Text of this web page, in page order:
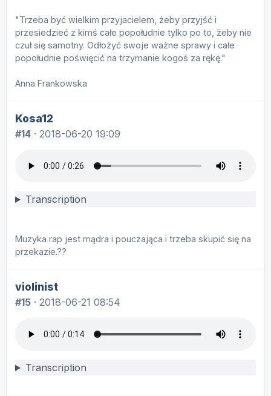
"Trzeba być wielkim przyjacielem, żeby przyjść i
przesiedzieć z kimś całe popołudnie tylko po to, żeby nie
czuł się samotny. Odłożyć swoje ważne sprawy i całe
popołudnie poświęcić na trzymanie kogoś za rękę."
Anna Frankowska
Kosa12
#14 · 2018-06-20 19:09
Transcription
Muzyka rap jest mądra i pouczająca i trzeba skupić się na
przekazie.??
violinist
#15 · 2018-06-21 08:54
Transcription